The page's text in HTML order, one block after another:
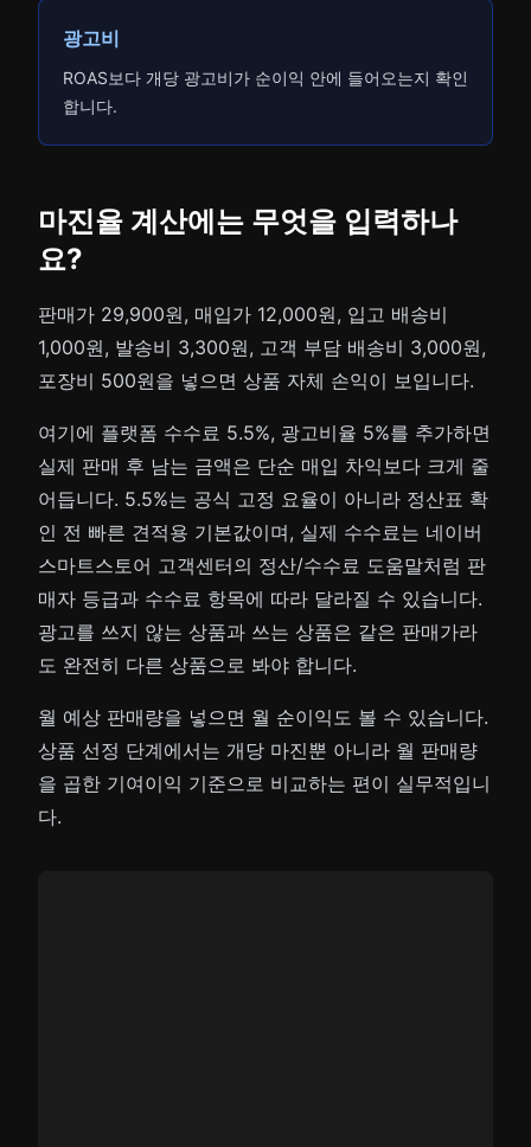
광고비
ROAS보다 개당 광고비가 순이익 안에 들어오는지 확인
합니다.
마진율 계산에는 무엇을 입력하나
요?
판매가 29,900원, 매입가 12,000원, 입고 배송비
1,000원, 발송비 3,300원, 고객 부담 배송비 3,000원,
포장비 500원을 넣으면 상품 자체 손익이 보입니다.
여기에 플랫폼 수수료 5.5%, 광고비율 5%를 추가하면
실제 판매 후 남는 금액은 단순 매입 차익보다 크게 줄
어듭니다. 5.5%는 공식 고정 요율이 아니라 정산표 확
인 전 빠른 견적용 기본값이며, 실제 수수료는 네이버
스마트스토어 고객센터의 정산/수수료 도움말처럼 판
매자 등급과 수수료 항목에 따라 달라질 수 있습니다.
광고를 쓰지 않는 상품과 쓰는 상품은 같은 판매가라
도 완전히 다른 상품으로 봐야 합니다.
월 예상 판매량을 넣으면 월 순이익도 볼 수 있습니다.
상품 선정 단계에서는 개당 마진뿐 아니라 월 판매량
을 곱한 기여이익 기준으로 비교하는 편이 실무적입니
다.